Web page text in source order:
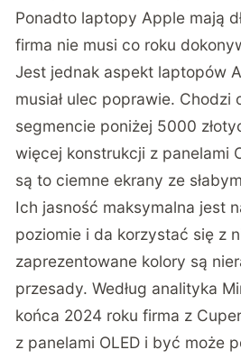
Ponadto laptopy Apple mają
firma nie musi co roku
Jest jednak aspekt laptopów
musiał ulec poprawie. Chodzi
segmencie poniżej 5000
więcej konstrukcji z panelami
są to ciemne ekrany ze
Ich jasność maksymalna jest
poziomie i da korzystać się z
zaprezentowane kolory są
przesady. Według analityka
końca 2024 roku firma z
z panelami OLED i być może